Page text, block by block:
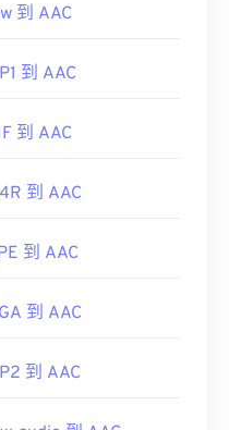
視頻遊戲的音頻文
4
訊委員會
到 AAC
到 AAC
到 AAC
到 AAC
到 AAC
到 AAC
到 AAC